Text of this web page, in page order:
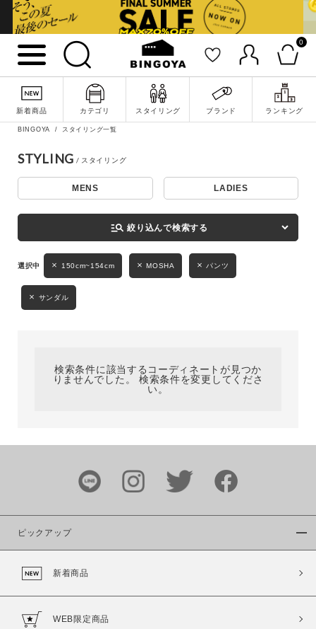
0
新着商品 カテゴリ スタイリング ブランド ランキング
詳細検索
性別
MENS
BINGOYA スタイリング一覧
STYLING
MENS LADIES
manage_search 絞り込んで検索する
150cm~154cm MOSHA パンツ
サンダル
検索条件に該当するコーディネートが見つか
りませんでした。 検索条件を変更してくださ
い。
ピックアップ
新着商品
WEB限定商品